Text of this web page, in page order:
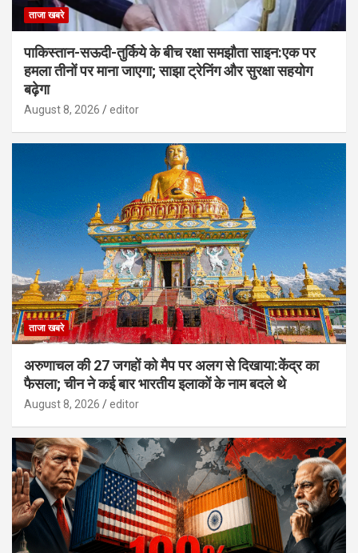
ताजा खबरे
पाकिस्तान-सऊदी-तुर्किये के बीच रक्षा समझौता साइन:एक पर
हमला तीनों पर माना जाएगा; साझा ट्रेनिंग और सुरक्षा सहयोग
बढ़ेगा
August 8, 2026 editor
ताजा खबरे
अरुणाचल की 27 जगहों को मैप पर अलग से दिखाया:केंद्र का
फैसला; चीन ने कई बार भारतीय इलाकों के नाम बदले थे
August 8, 2026 editor